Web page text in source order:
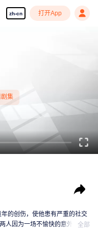
zh-cn 打开App
的创伤，使他患有严重的社交
人因为一场不愉快的意外相全部